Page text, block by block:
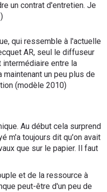
un contrat d'entretien. Je
qui ressemble à l'actuelle
AR, seul le diffuseur
entre la
maintenant un peu plus de
(modèle 2010)
Au début cela surprend
m'a toujours dit qu'on avait
que sur le papier. Il faut
et de la ressource à
peut-être d'un peu de